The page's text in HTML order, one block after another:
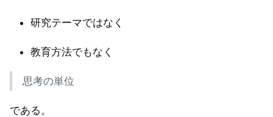
研究テーマではなく
教育方法でもなく
思考の単位
である。